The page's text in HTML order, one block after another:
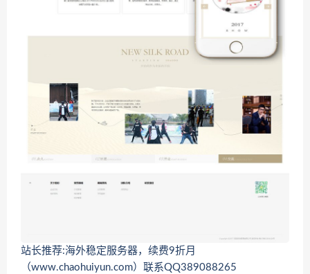
站长推荐:海外稳定服务器，续费9折月
（www.chaohuiyun.com）联系QQ389088265